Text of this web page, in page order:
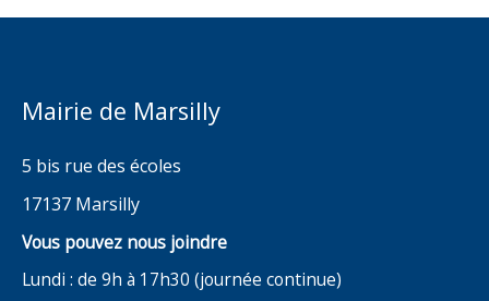
Mairie de Marsilly
5 bis rue des écoles
17137 Marsilly
Vous pouvez nous joindre
Lundi : de 9h à 17h30 (journée continue)